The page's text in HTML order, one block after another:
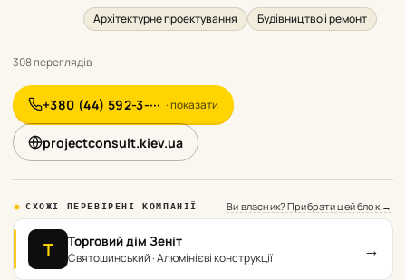
Архітектурне проектування Будівництво і ремонт
308 переглядів
+380 (44) 592-3-··· · показати
projectconsult.kiev.ua
СХОЖІ ПЕРЕВІРЕНІ КОМПАНІЇ Ви власник? Прибрати цей блок →
Т Торговий дім Зеніт
Святошинський · Алюмінієві конструкції →